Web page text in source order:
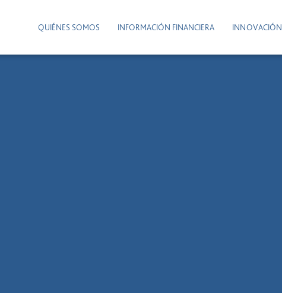
QUIÉNES SOMOS INFORMACIÓN FINANCIERA INNOVACIÓN